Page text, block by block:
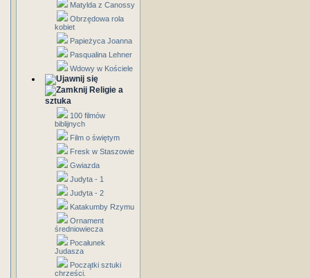
Matylda z Canossy
Obrzędowa rola
kobiet
Papieżyca Joanna
Pasqualina Lehner
Wdowy w Kościele
Religie a
sztuka
100 filmów
biblijnych
Film o świętym
Fresk w Staszowie
Gwiazda
Judyta - 1
Judyta - 2
Katakumby Rzymu
Ornament
średniowiecza
Pocałunek
Judasza
Początki sztuki
chrześci.